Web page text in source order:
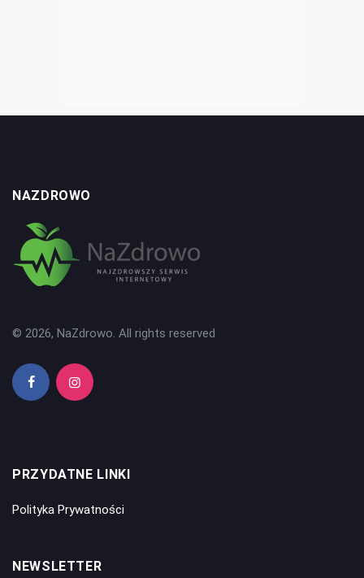
NAZDROWO
© 2026, NaZdrowo. All rights reserved
PRZYDATNE LINKI
Polityka Prywatności
NEWSLETTER